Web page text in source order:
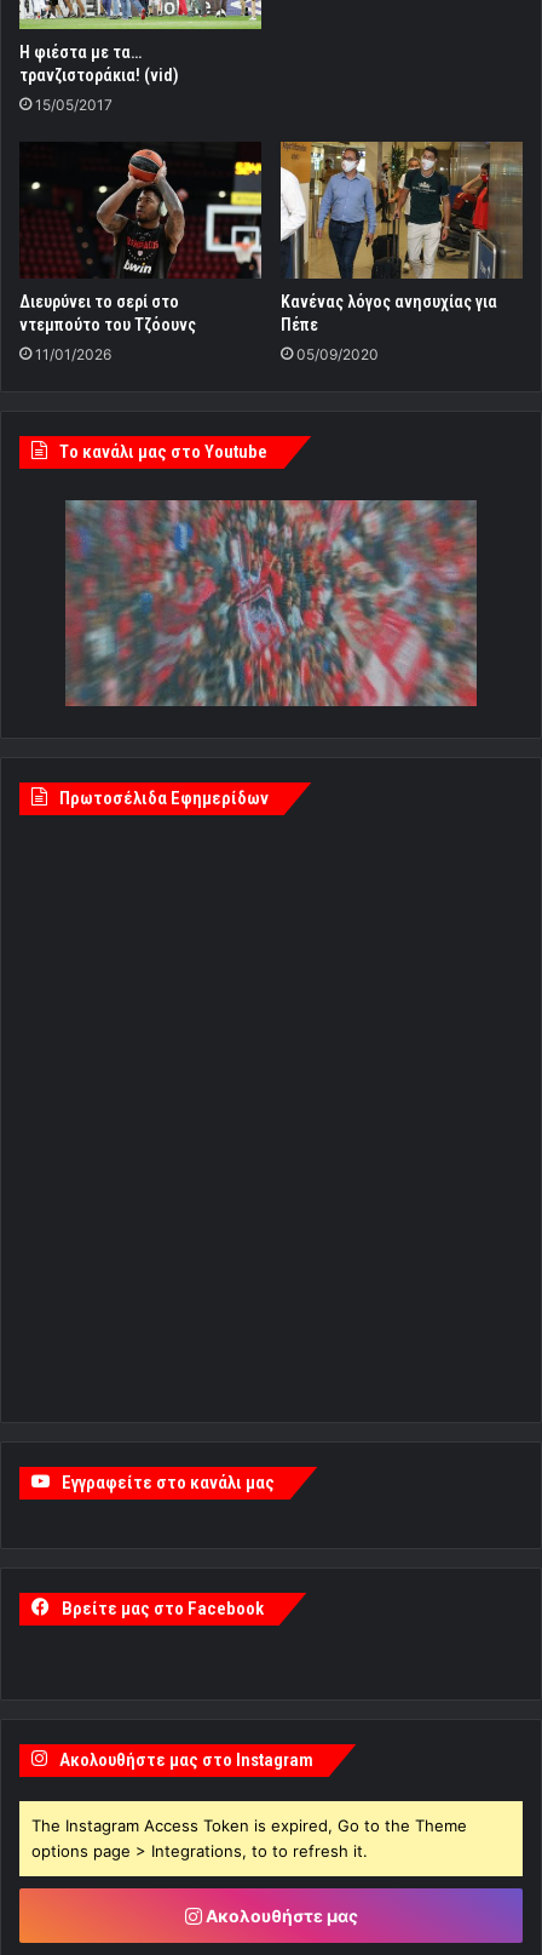
Η φιέστα με τα…
τρανζιστοράκια! (vid)
15/05/2017
Διευρύνει το σερί στο
ντεμπούτο του Τζόουνς
11/01/2026
Κανένας λόγος ανησυχίας για
Πέπε
05/09/2020
Tο κανάλι μας στο Youtube
Πρωτοσέλιδα Εφημερίδων
Εγγραφείτε στο κανάλι μας
Βρείτε μας στο Facebook
Ακολουθήστε μας στο Instagram
The Instagram Access Token is expired, Go to the Theme
options page > Integrations, to to refresh it.
Ακολουθήστε μας